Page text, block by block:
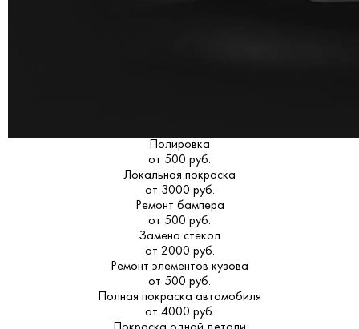
Полировка
от 500 руб.
Локальная покраска
от 3000 руб.
Ремонт бампера
от 500 руб.
Замена стекол
от 2000 руб.
Ремонт элементов кузова
от 500 руб.
Полная покраска автомобиля
от 4000 руб.